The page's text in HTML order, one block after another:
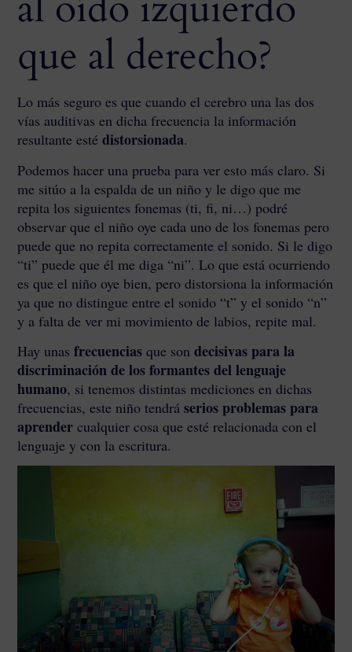
que al derecho?
Lo más seguro es que cuando el cerebro una las dos
vías auditivas en dicha frecuencia la información
resultante estédistorsionada.
Podemos hacer una prueba para ver esto más claro. Si
me sitúo a la espalda de un niño y le digo que me
repita los siguientes fonemas (ti, fi, ni…) podré
observar que el niño oye cada uno de los fonemas pero
puede que no repita correctamente el sonido. Si le digo
“ti” puede que él me diga “ni”. Lo que está ocurriendo
es que el niño oye bien, pero distorsiona la información
ya que no distingue entre el sonido “t” y el sonido “n”
y a falta de ver mi movimiento de labios, repite mal.
Hay unas frecuencias que son decisivas para la
discriminación de los formantes del lenguaje
humano, si tenemos distintas mediciones en dichas
frecuencias, este niño tendráserios problemas para
aprender cualquier cosa que esté relacionada con el
lenguaje y con la escritura.